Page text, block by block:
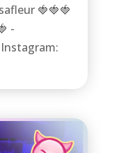
🍓🍓🍓
-